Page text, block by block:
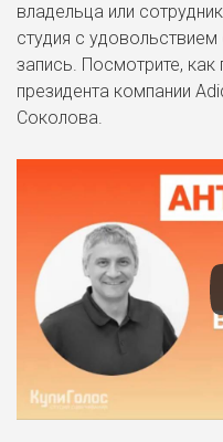
владельца или
студия с
запись. Посмотрите, как
президента компании
Соколова.